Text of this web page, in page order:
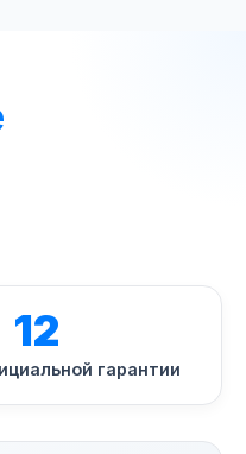
12
гарантии